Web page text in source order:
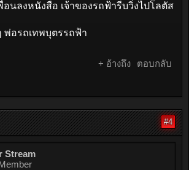
อนลงหนังสือ เจ้าของรถฟ้ารีบวิ่งไปโลตัส
พ่อรถเทพบุตรรถฟ้า
+ อ้างถึง ตอบกลับ
#4
Stream